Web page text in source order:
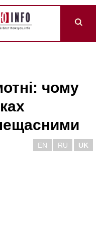
чому
EN RU UK